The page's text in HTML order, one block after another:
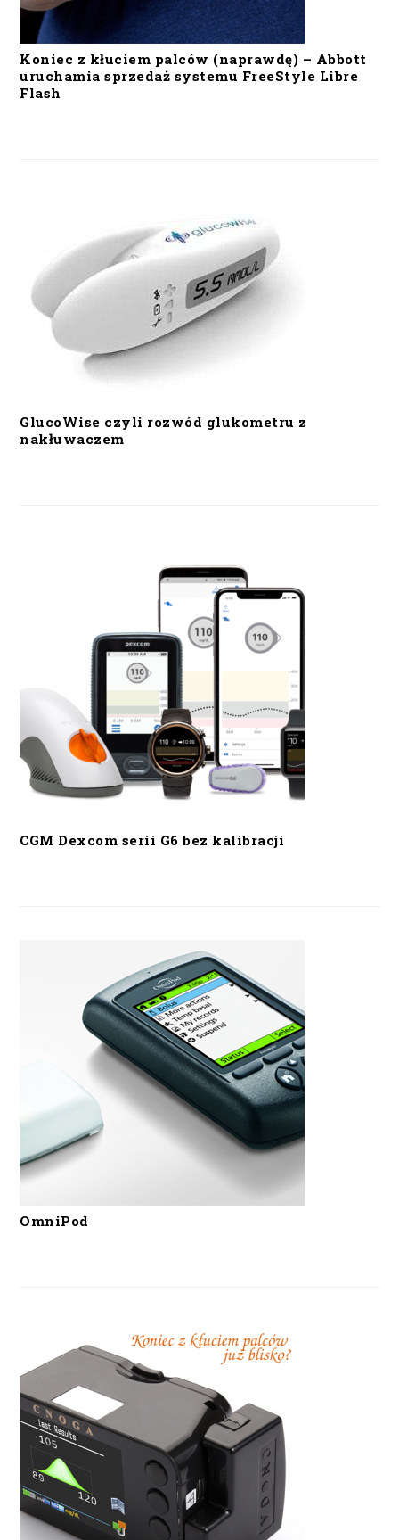
Koniec z kłuciem palców (naprawdę) – Abbott
uruchamia sprzedaż systemu FreeStyle Libre
Flash
GlucoWise czyli rozwód glukometru z
nakłuwaczem
CGM Dexcom serii G6 bez kalibracji
OmniPod